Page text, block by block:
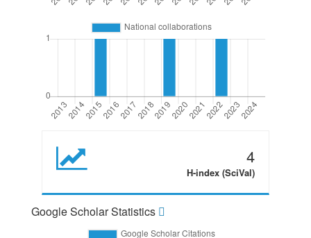
4
H-index (SciVal)
Google Scholar Statistics